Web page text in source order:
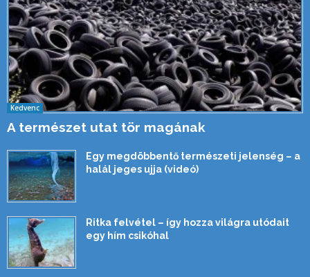
Kedvenc
A természet utat tör magának
Egy megdöbbentő természeti jelenség – a
halál jeges ujja (videó)
Ritka felvétel – így hozza világra utódait
egy hím csikóhal